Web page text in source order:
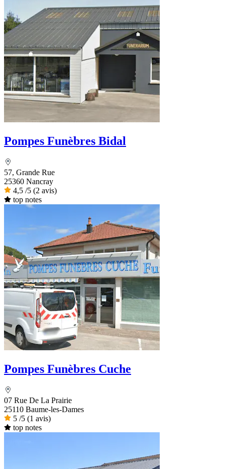
Pompes Funèbres Bidal
57, Grande Rue
25360 Nancray
4,5 /5 (2 avis)
top notes
Pompes Funèbres Cuche
07 Rue De La Prairie
25110 Baume-les-Dames
5 /5 (1 avis)
top notes